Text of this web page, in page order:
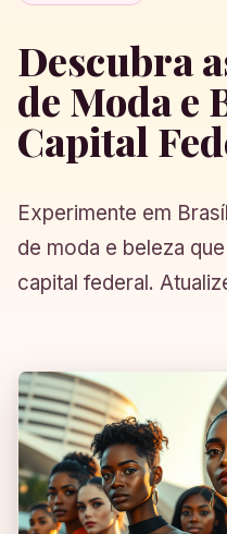
Descubra
de Moda e
Capital
Experimente em
de moda e beleza
capital federal.